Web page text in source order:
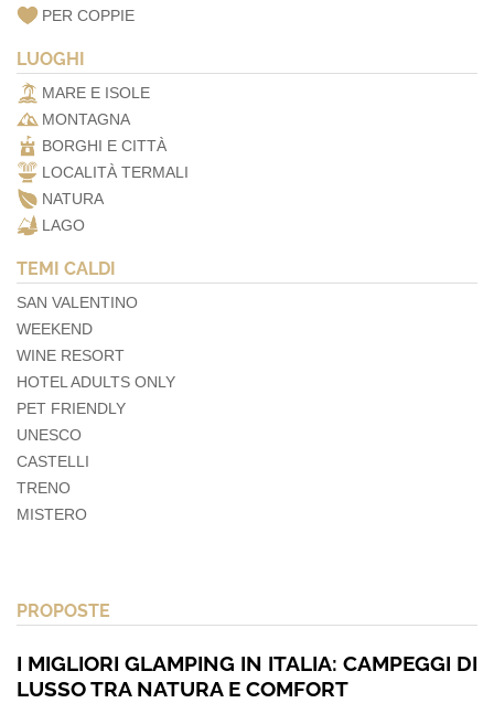
PER COPPIE
LUOGHI
MARE E ISOLE
MONTAGNA
BORGHI E CITTÀ
LOCALITÀ TERMALI
NATURA
LAGO
TEMI CALDI
SAN VALENTINO
WEEKEND
WINE RESORT
HOTEL ADULTS ONLY
PET FRIENDLY
UNESCO
CASTELLI
TRENO
MISTERO
PROPOSTE
I MIGLIORI GLAMPING IN ITALIA: CAMPEGGI DI
LUSSO TRA NATURA E COMFORT